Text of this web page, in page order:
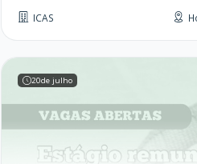
ICAS
20de julho